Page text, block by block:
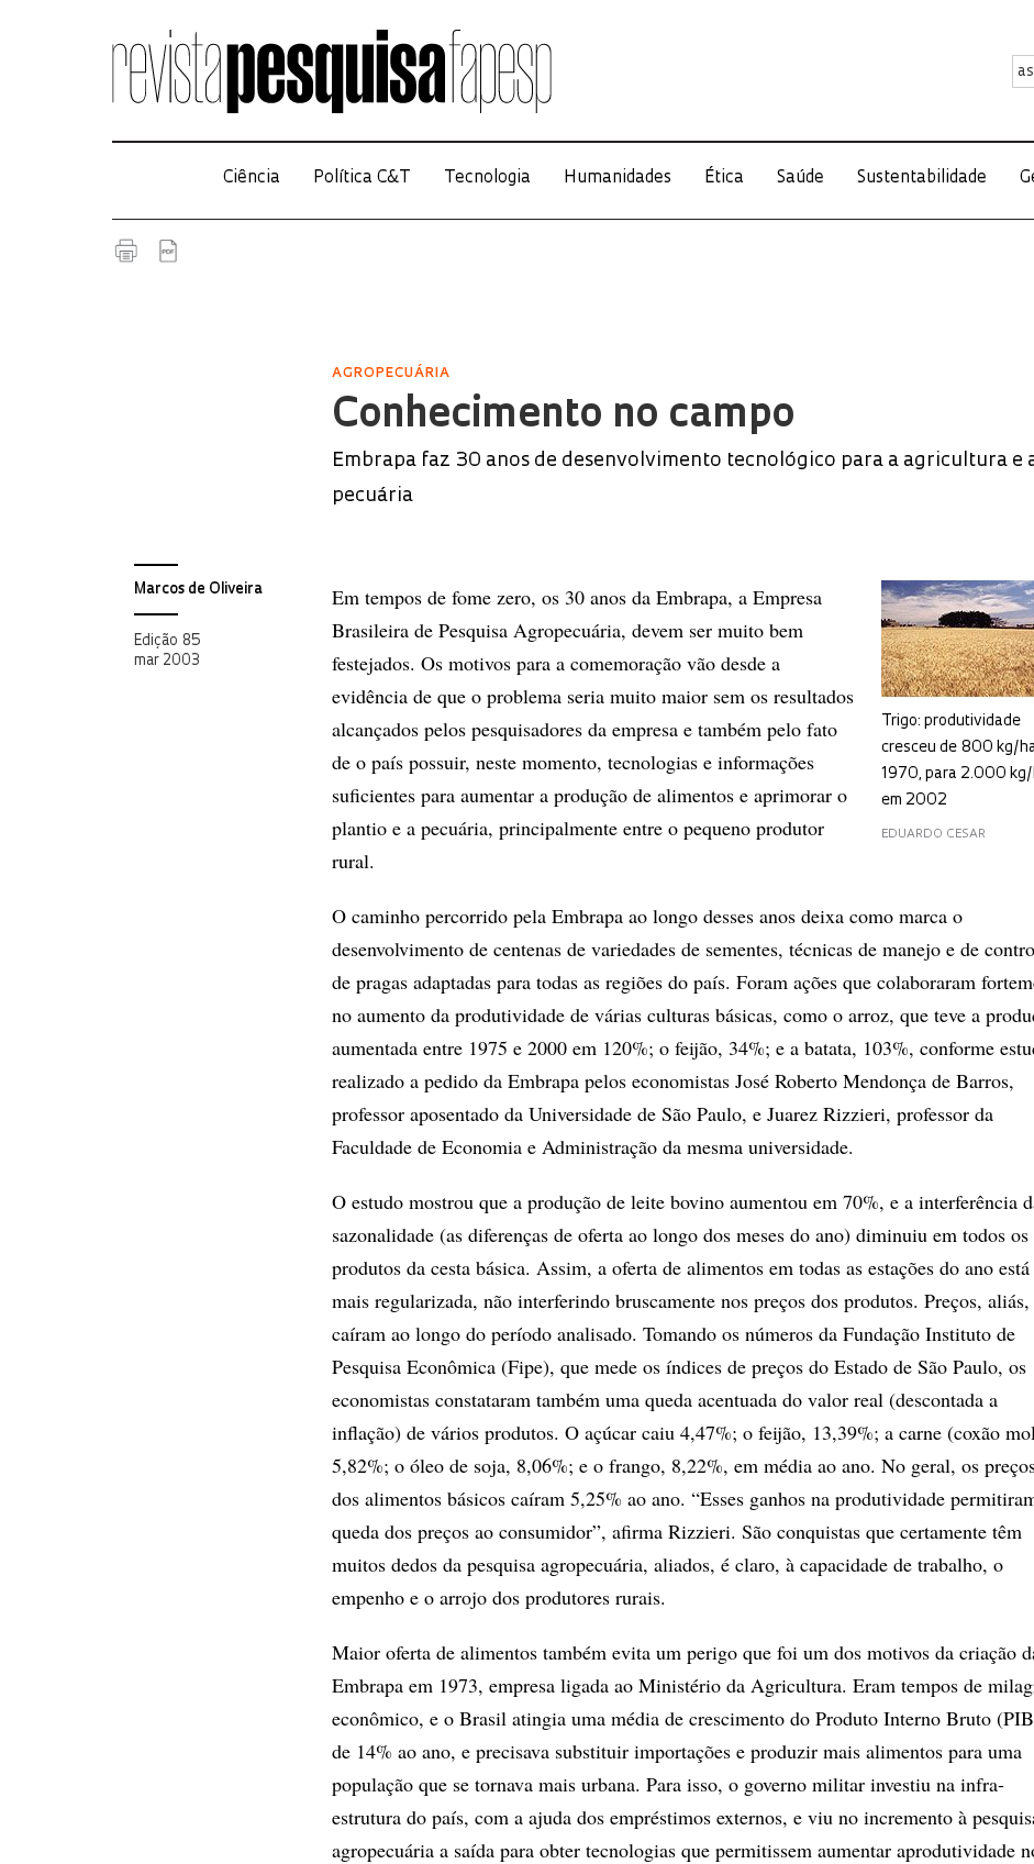
Ciência Política C&T Tecnologia Humanidades Ética Saúde Sustentabilidade
AGROPECUÁRIA
Conhecimento no campo
Embrapa faz 30 anos de desenvolvimento tecnológico para a agricultura e
pecuária
Marcos de Oliveira
Edição 85
mar 2003
Trigo: produtividade
cresceu de 800 kg/
1970, para 2.000 kg/
em 2002
EDUARDO CESAR
Em tempos de fome zero, os 30 anos da Embrapa, a Empresa
Brasileira de Pesquisa Agropecuária, devem ser muito bem
festejados. Os motivos para a comemoração vão desde a
evidência de que o problema seria muito maior sem os resultados
alcançados pelos pesquisadores da empresa e também pelo fato
de o país possuir, neste momento, tecnologias e informações
suficientes para aumentar a produção de alimentos e aprimorar o
plantio e a pecuária, principalmente entre o pequeno produtor
rural.
O caminho percorrido pela Embrapa ao longo desses anos deixa como marca o
desenvolvimento de centenas de variedades de sementes, técnicas de manejo e de
de pragas adaptadas para todas as regiões do país. Foram ações que colaboraram
no aumento da produtividade de várias culturas básicas, como o arroz, que teve a
aumentada entre 1975 e 2000 em 120%; o feijão, 34%; e a batata, 103%, conforme
realizado a pedido da Embrapa pelos economistas José Roberto Mendonça de Barros,
professor aposentado da Universidade de São Paulo, e Juarez Rizzieri, professor da
Faculdade de Economia e Administração da mesma universidade.
O estudo mostrou que a produção de leite bovino aumentou em 70%, e a interferência
sazonalidade (as diferenças de oferta ao longo dos meses do ano) diminuiu em todos os
produtos da cesta básica. Assim, a oferta de alimentos em todas as estações do ano está
mais regularizada, não interferindo bruscamente nos preços dos produtos. Preços,
caíram ao longo do período analisado. Tomando os números da Fundação Instituto de
Pesquisa Econômica (Fipe), que mede os índices de preços do Estado de São Paulo, os
economistas constataram também uma queda acentuada do valor real (descontada a
inflação) de vários produtos. O açúcar caiu 4,47%; o feijão, 13,39%; a carne (coxão
5,82%; o óleo de soja, 8,06%; e o frango, 8,22%, em média ao ano. No geral, os
dos alimentos básicos caíram 5,25% ao ano. “Esses ganhos na produtividade
queda dos preços ao consumidor”, afirma Rizzieri. São conquistas que certamente têm
muitos dedos da pesquisa agropecuária, aliados, é claro, à capacidade de trabalho, o
empenho e o arrojo dos produtores rurais.
Maior oferta de alimentos também evita um perigo que foi um dos motivos da criação
Embrapa em 1973, empresa ligada ao Ministério da Agricultura. Eram tempos de
econômico, e o Brasil atingia uma média de crescimento do Produto Interno Bruto
de 14% ao ano, e precisava substituir importações e produzir mais alimentos para uma
população que se tornava mais urbana. Para isso, o governo militar investiu na infra-
estrutura do país, com a ajuda dos empréstimos externos, e viu no incremento à
agropecuária a saída para obter tecnologias que permitissem aumentar aprodutividade